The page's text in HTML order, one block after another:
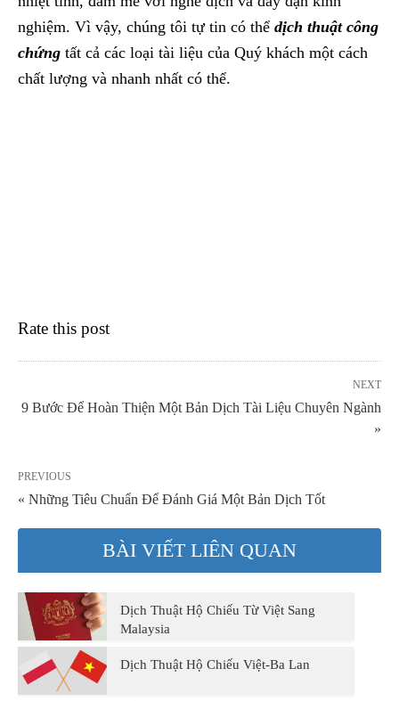
nghiệm. Vì vậy, chúng tôi tự tin có thể dịch thuật công
chứng tất cả các loại tài liệu của Quý khách một cách
chất lượng và nhanh nhất có thể.
Rate this post
NEXT
9 Bước Để Hoàn Thiện Một Bản Dịch Tài Liệu Chuyên Ngành
»
PREVIOUS
« Những Tiêu Chuẩn Để Đánh Giá Một Bản Dịch Tốt
BÀI VIẾT LIÊN QUAN
Dịch Thuật Hộ Chiếu Từ Việt Sang
Malaysia
Dịch Thuật Hộ Chiếu Việt-Ba Lan